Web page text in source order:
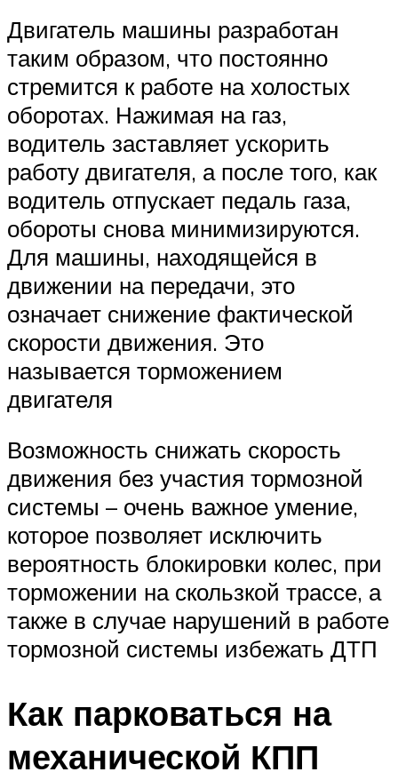
Двигатель машины разработан
таким образом, что постоянно
стремится к работе на холостых
оборотах. Нажимая на газ,
водитель заставляет ускорить
работу двигателя, а после того, как
водитель отпускает педаль газа,
обороты снова минимизируются.
Для машины, находящейся в
движении на передачи, это
означает снижение фактической
скорости движения. Это
называется торможением
двигателя
Возможность снижать скорость
движения без участия тормозной
системы – очень важное умение,
которое позволяет исключить
вероятность блокировки колес, при
торможении на скользкой трассе, а
также в случае нарушений в работе
тормозной системы избежать ДТП
Как парковаться на
механической КПП